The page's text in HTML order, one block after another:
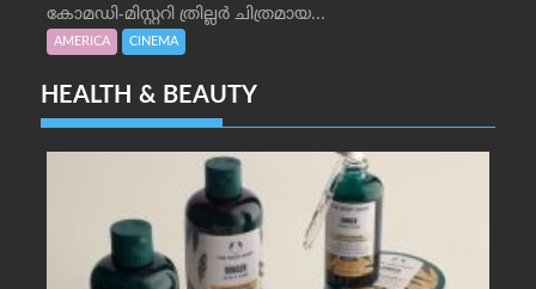
കോമഡി-മിസ്റ്ററി ത്രില്ലർ ചിത്രമായ...
AMERICA CINEMA
HEALTH & BEAUTY